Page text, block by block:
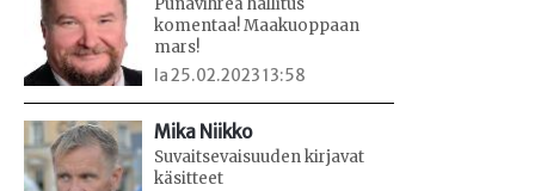
Punavihreä hallitus
komentaa! Maakuoppaan
mars!
la 25.02.2023 13:58
Mika Niikko
Suvaitsevaisuuden kirjavat
käsitteet